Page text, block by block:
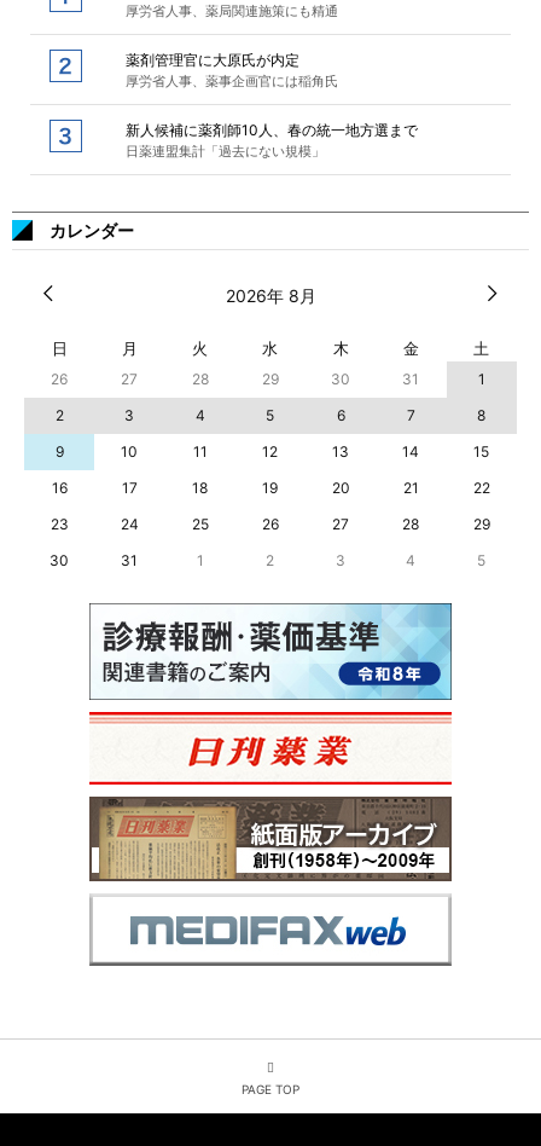
厚労省人事、薬局関連施策にも精通
薬剤管理官に大原氏が内定
厚労省人事、薬事企画官には稲角氏
新人候補に薬剤師10人、春の統一地方選まで
日薬連盟集計「過去にない規模」
カレンダー
2026年 8月
日 月 火 水 木 金 土
26 27 28 29 30 31
1
2
3 4 5 6 7
8
9
10 11 12 13 14
15
16
17 18 19 20 21
22
23
24 25 26 27 28
29
30
31 1 2 3 4 5
PAGE TOP